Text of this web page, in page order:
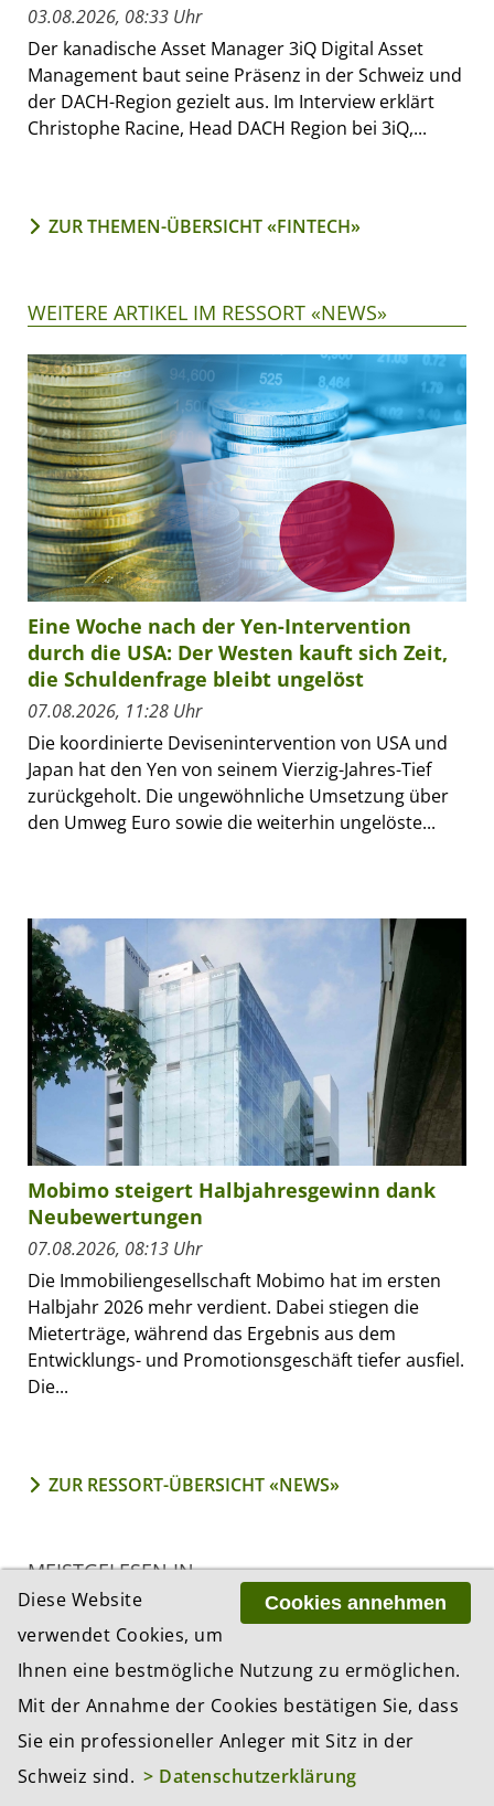
03.08.2026, 08:33 Uhr
Der kanadische Asset Manager 3iQ Digital Asset
Management baut seine Präsenz in der Schweiz und
der DACH-Region gezielt aus. Im Interview erklärt
Christophe Racine, Head DACH Region bei 3iQ,...
ZUR THEMEN-ÜBERSICHT «FINTECH»
WEITERE ARTIKEL IM RESSORT «NEWS»
Eine Woche nach der Yen-Intervention
durch die USA: Der Westen kauft sich Zeit,
die Schuldenfrage bleibt ungelöst
07.08.2026, 11:28 Uhr
Die koordinierte Devisenintervention von USA und
Japan hat den Yen von seinem Vierzig-Jahres-Tief
zurückgeholt. Die ungewöhnliche Umsetzung über
den Umweg Euro sowie die weiterhin ungelöste...
Mobimo steigert Halbjahresgewinn dank
Neubewertungen
07.08.2026, 08:13 Uhr
Die Immobiliengesellschaft Mobimo hat im ersten
Halbjahr 2026 mehr verdient. Dabei stiegen die
Mieterträge, während das Ergebnis aus dem
Entwicklungs- und Promotionsgeschäft tiefer ausfiel.
Die...
ZUR RESSORT-ÜBERSICHT «NEWS»
MEISTGELESEN IN...
1 Woche 1 Monat
Eine Woche nach der Yen-Intervention
durch die USA: Der Westen kauft sich Zeit,
die Schuldenfrage bleibt ungelöst
Chip-Ausverkauf verschärft sich: Zweite
Cookies annehmen
Diese Website
verwendet Cookies, um
Ihnen eine bestmögliche Nutzung zu ermöglichen.
Mit der Annahme der Cookies bestätigen Sie, dass
Sie ein professioneller Anleger mit Sitz in der
Schweiz sind. > Datenschutzerklärung